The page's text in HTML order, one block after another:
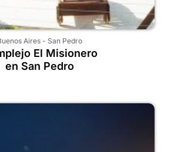
Aires- San Pedro
El Misionero
en San Pedro